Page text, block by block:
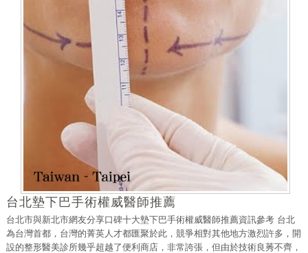
台北墊下巴手術權威醫師推薦
台北市與新北市網友分享口碑十大墊下巴手術權威醫師推薦資訊參考 台北
為台灣首都，台灣的菁英人才都匯聚於此，競爭相對其他地方激烈許多，開
設的整形醫美診所幾乎超越了便利商店，非常誇張，但由於技術良莠不齊，